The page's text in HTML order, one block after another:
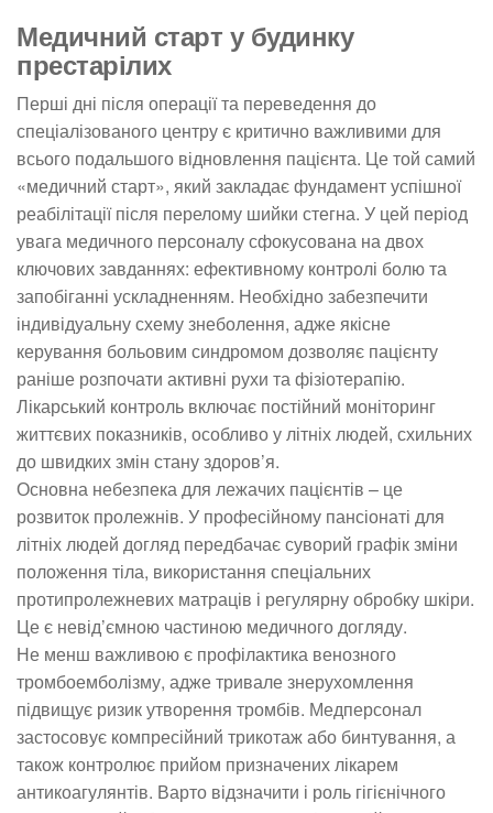
Медичний старт у будинку
престарілих
Перші дні після операції та переведення до
спеціалізованого центру є критично важливими для
всього подальшого відновлення пацієнта. Це той самий
«медичний старт», який закладає фундамент успішної
реабілітації після перелому шийки стегна. У цей період
увага медичного персоналу сфокусована на двох
ключових завданнях: ефективному контролі болю та
запобіганні ускладненням. Необхідно забезпечити
індивідуальну схему знеболення, адже якісне
керування больовим синдромом дозволяє пацієнту
раніше розпочати активні рухи та фізіотерапію.
Лікарський контроль включає постійний моніторинг
життєвих показників, особливо у літніх людей, схильних
до швидких змін стану здоров’я.
Основна небезпека для лежачих пацієнтів – це
розвиток пролежнів. У професійному пансіонаті для
літніх людей догляд передбачає суворий графік зміни
положення тіла, використання спеціальних
протипролежневих матраців і регулярну обробку шкіри.
Це є невід’ємною частиною медичного догляду.
Не менш важливою є профілактика венозного
тромбоемболізму, адже тривале знерухомлення
підвищує ризик утворення тромбів. Медперсонал
застосовує компресійний трикотаж або бинтування, а
також контролює прийом призначених лікарем
антикоагулянтів. Варто відзначити і роль гігієнічного